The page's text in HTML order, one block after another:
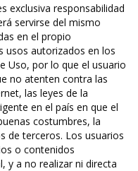
exclusiva responsabilidad
servirse del mismo
en el propio
usos autorizados en los
Uso, por lo que el usuario
no atenten contra las
las leyes de la
en el país en que el
costumbres, la
de terceros. Los usuarios
o contenidos
y a no realizar ni directa